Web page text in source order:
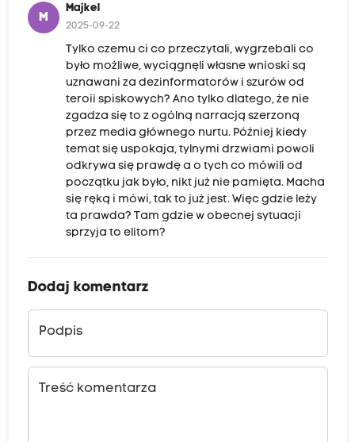
M
Majkel
2025-09-22
Tylko czemu ci co przeczytali, wygrzebali co
było możliwe, wyciągnęli własne wnioski są
uznawani za dezinformatorów i szurów od
teroii spiskowych? Ano tylko dlatego, że nie
zgadza się to z ogólną narracją szerzoną
przez media głównego nurtu. Później kiedy
temat się uspokaja, tylnymi drzwiami powoli
odkrywa się prawdę a o tych co mówili od
początku jak było, nikt już nie pamięta. Macha
się ręką i mówi, tak to już jest. Więc gdzie leży
ta prawda? Tam gdzie w obecnej sytuacji
sprzyja to elitom?
Dodaj komentarz
Podpis
Treść komentarza